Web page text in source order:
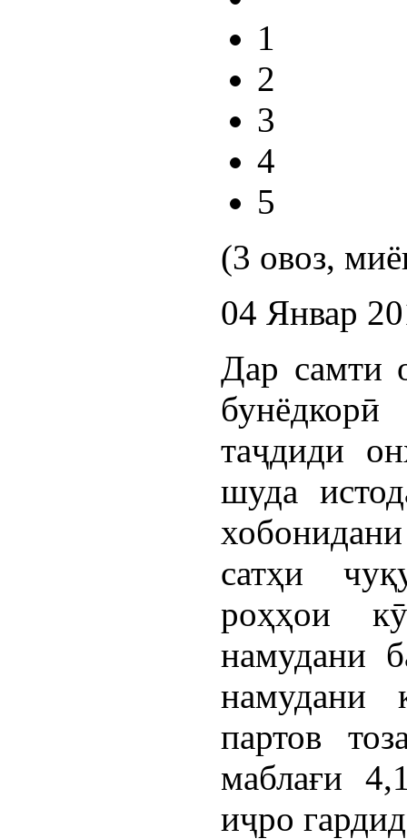
1
2
3
4
5
(3 овоз,
04 Январ
Дар самти
таҷдиди
шуда
сатҳи
роҳҳои
намудани
намудани
партов
маблағи
иҷро